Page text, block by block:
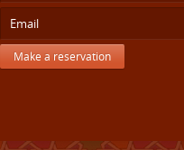
Make a reservation